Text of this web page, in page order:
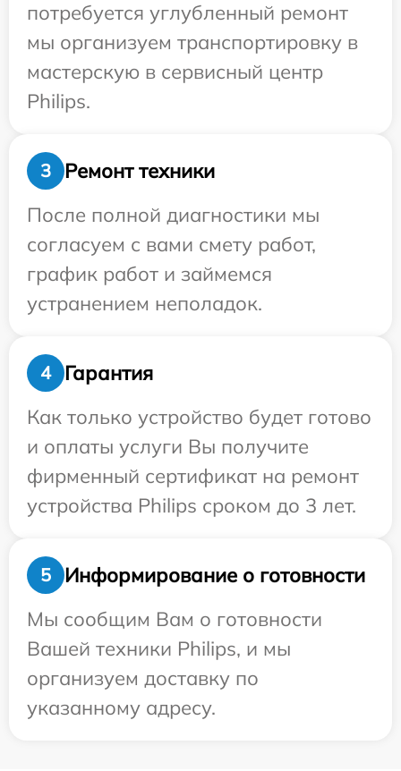
потребуется углубленный ремонт
мы организуем транспортировку в
мастерскую в сервисный центр
Philips.
3
Ремонт техники
После полной диагностики мы
согласуем с вами смету работ,
график работ и займемся
устранением неполадок.
4
Гарантия
Как только устройство будет готово
и оплаты услуги Вы получите
фирменный сертификат на ремонт
устройства Philips сроком до 3 лет.
5
Информирование о готовности
Мы сообщим Вам о готовности
Вашей техники Philips, и мы
организуем доставку по
указанному адресу.